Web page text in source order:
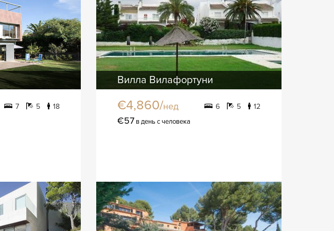
7 5 18
Вилла Вилафортуни
€4,860/нед 6 5 12
€57 в день с человека